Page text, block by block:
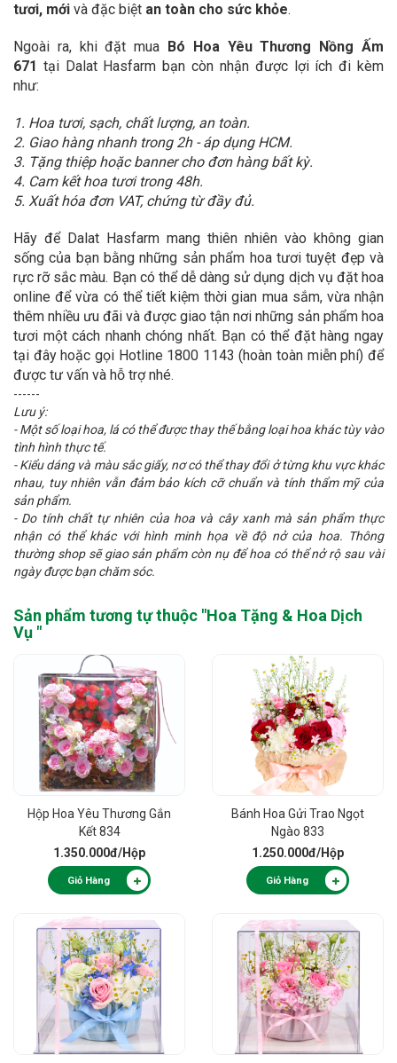
tươi, mới và đặc biệt an toàn cho sức khỏe.
Ngoài ra, khi đặt mua Bó Hoa Yêu Thương Nồng Ấm
671 tại Dalat Hasfarm bạn còn nhận được lợi ích đi kèm
như:
1. Hoa tươi, sạch, chất lượng, an toàn.
2. Giao hàng nhanh trong 2h - áp dụng HCM.
3. Tặng thiệp hoặc banner cho đơn hàng bất kỳ.
4. Cam kết hoa tươi trong 48h.
5. Xuất hóa đơn VAT, chứng từ đầy đủ.
Hãy để Dalat Hasfarm mang thiên nhiên vào không gian
sống của bạn bằng những sản phẩm hoa tươi tuyệt đẹp và
rực rỡ sắc màu. Bạn có thể dễ dàng sử dụng dịch vụ đặt hoa
online để vừa có thể tiết kiệm thời gian mua sắm, vừa nhận
thêm nhiều ưu đãi và được giao tận nơi những sản phẩm hoa
tươi một cách nhanh chóng nhất. Bạn có thể đặt hàng ngay
tại đây hoặc gọi Hotline 1800 1143 (hoàn toàn miễn phí) để
được tư vấn và hỗ trợ nhé.
------
Lưu ý:
- Một số loại hoa, lá có thể được thay thế bằng loại hoa khác tùy vào
tình hình thực tế.
- Kiểu dáng và màu sắc giấy, nơ có thể thay đổi ở từng khu vực khác
nhau, tuy nhiên vẫn đảm bảo kích cỡ chuẩn và tính thẩm mỹ của
sản phẩm.
- Do tính chất tự nhiên của hoa và cây xanh mà sản phẩm thực
nhận có thể khác với hình minh họa về độ nở của hoa. Thông
thường shop sẽ giao sản phẩm còn nụ để hoa có thể nở rộ sau vài
ngày được bạn chăm sóc.
Sản phẩm tương tự thuộc "Hoa Tặng & Hoa Dịch
Vụ "
Hộp Hoa Yêu Thương Gắn
Kết 834
1.350.000đ/Hộp
Giỏ Hàng
Bánh Hoa Gửi Trao Ngọt
Ngào 833
1.250.000đ/Hộp
Giỏ Hàng